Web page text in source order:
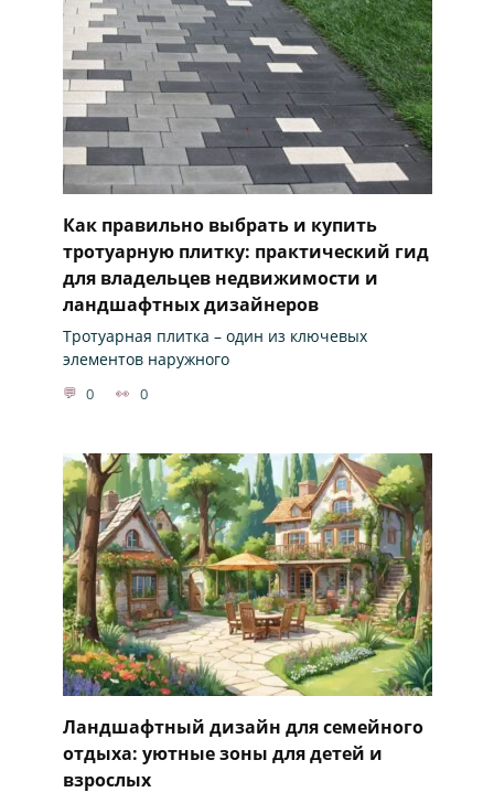
Как правильно выбрать и купить
тротуарную плитку: практический гид
для владельцев недвижимости и
ландшафтных дизайнеров
Тротуарная плитка – один из ключевых
элементов наружного
0 0
Ландшафтный дизайн для семейного
отдыха: уютные зоны для детей и
взрослых